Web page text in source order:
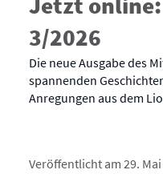
3/2026
Die neue Ausgabe des
spannenden
Anregungen aus dem
Veröffentlicht am 29.